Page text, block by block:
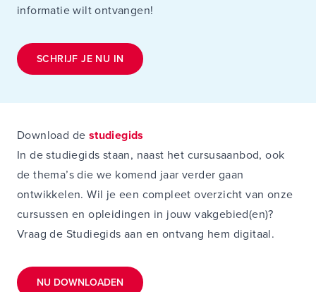
informatie wilt ontvangen!
SCHRIJF JE NU IN
Download de studiegids
In de studiegids staan, naast het cursusaanbod, ook
de thema’s die we komend jaar verder gaan
ontwikkelen. Wil je een compleet overzicht van onze
cursussen en opleidingen in jouw vakgebied(en)?
Vraag de Studiegids aan en ontvang hem digitaal.
NU DOWNLOADEN